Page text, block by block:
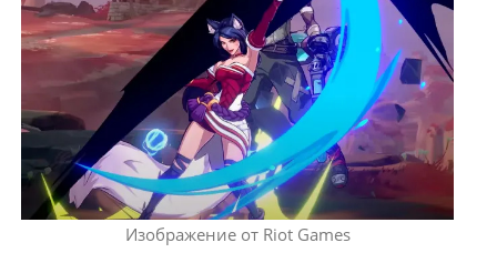
Изображение от Riot Games